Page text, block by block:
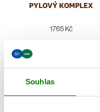
Souhlas
PYLOVÝ KOMPLEX
1765 Kč